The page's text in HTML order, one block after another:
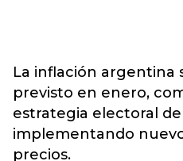
La inflación argentina
previsto en enero,
estrategia electoral
implementando
precios.